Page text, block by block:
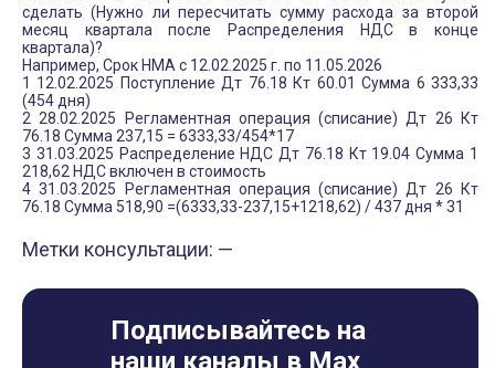
сделать (Нужно ли пересчитать сумму расхода за второй
месяц квартала после Распределения НДС в конце
квартала)?
Например, Срок НМА с 12.02.2025 г. по 11.05.2026
1 12.02.2025 Поступление Дт 76.18 Кт 60.01 Сумма 6 333,33
(454 дня)
2 28.02.2025 Регламентная операция (списание) Дт 26 Кт
76.18 Сумма 237,15 = 6333,33/454*17
3 31.03.2025 Распределение НДС Дт 76.18 Кт 19.04 Сумма 1
218,62 НДС включен в стоимость
4 31.03.2025 Регламентная операция (списание) Дт 26 Кт
76.18 Сумма 518,90 =(6333,33-237,15+1218,62) / 437 дня * 31
Метки консультации: —
Подписывайтесь на
наши каналы в Max